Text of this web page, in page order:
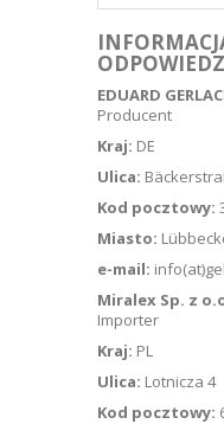
EDUARD
Producent
Kraj: DE
Ulica:
Kod pocztowy:
Miasto:
e-mail:
Miralex Sp. z
Importer
Kraj: PL
Ulica: Lotnicza 4
Kod pocztowy: